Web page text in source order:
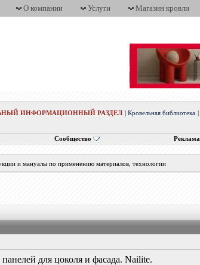
О компании Услуги Магазин кровли
ИНФОРМАЦИОННЫЙ РАЗДЕЛ |Кровельная библиотека
Сообщество Реклама
и мануалы по применению материалов, технологии
для цоколя и фасада. Nailite.